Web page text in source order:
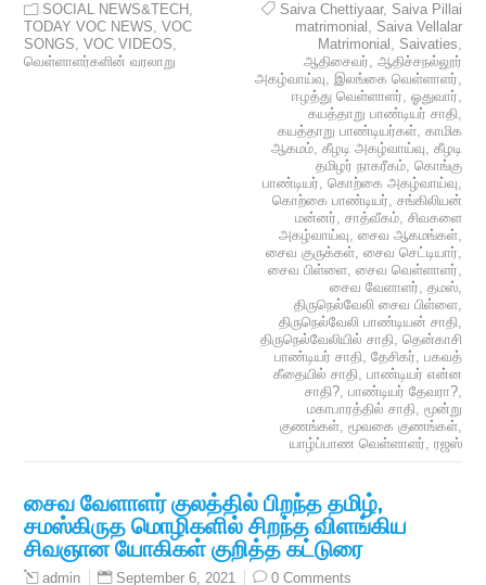
SOCIAL NEWS&TECH ,
TODAY VOC NEWS,VOC
SONGS,VOC VIDEOS,
வெள்ளாளர்களின் வரலாறு
Saiva Chettiyaar, Saiva Pillai
matrimonial , Saiva Vellalar
Matrimonial , Saivaties,
ஆதிசைவர், ஆதிச்சநல்லூர்
அகழ்வாய்வு, இலங்கை வெள்ளாளர்,
ஈழத்து வெள்ளாளர், ஓதுவார்,
கயத்தாறு பாண்டியர் சாதி,
கயத்தாறு பாண்டியர்கள், காமிக
ஆகமம், கீழடி அகழ்வாய்வு, கீழடி
தமிழர் நாகரீகம், கொங்கு
பாண்டியர், கொற்கை அகழ்வாய்வு,
கொற்கை பாண்டியர், சங்கிலியன்
மன்னர், சாத்வீகம், சிவகளை
அகழ்வாய்வு, சைவ ஆகமங்கள்,
சைவ குருக்கள், சைவ செட்டியார்,
சைவ பிள்ளை, சைவ வெள்ளாளர்,
சைவ வேளாளர், தமஸ்,
திருநெல்வேலி சைவ பிள்ளை,
திருநெல்வேலி பாண்டியன் சாதி,
திருநெல்வேலியில் சாதி, தென்காசி
பாண்டியர் சாதி, தேசிகர், பகவத்
கீதையில் சாதி, பாண்டியர் என்ன
சாதி?, பாண்டியர் தேவரா?,
மகாபாரத்தில் சாதி, மூன்று
குணங்கள், மூவகை குணங்கள்,
யாழ்ப்பாண வெள்ளாளர், ரஜஸ்
சைவ வேளாளர் குலத்தில் பிறந்த தமிழ்,
சமஸ்கிருத மொழிகளில் சிறந்த விளங்கிய
சிவஞான யோகிகள் குறித்த கட்டுரை
admin September 6, 2021 0 Comments